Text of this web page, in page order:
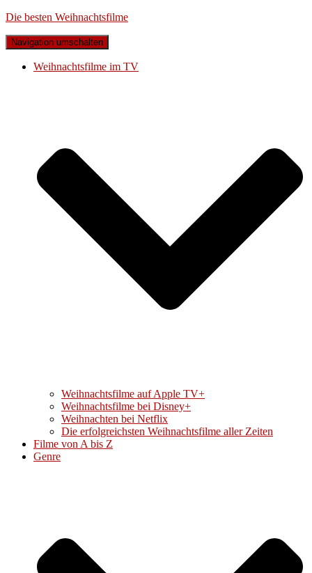
Die besten Weihnachtsfilme
Navigation umschalten
Weihnachtsfilme im TV
Weihnachtsfilme auf Apple TV+
Weihnachtsfilme bei Disney+
Weihnachten bei Netflix
Die erfolgreichsten Weihnachtsfilme aller Zeiten
Filme von A bis Z
Genre